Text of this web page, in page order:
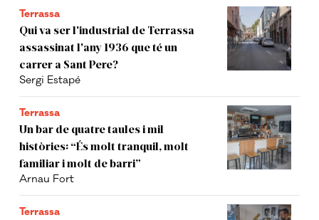
Terrassa
Qui va ser l'industrial de Terrassa
assassinat l'any 1936 que té un
carrer a Sant Pere?
Sergi Estapé
Terrassa
Un bar de quatre taules i mil
històries: “És molt tranquil, molt
familiar i molt de barri”
Arnau Fort
Terrassa